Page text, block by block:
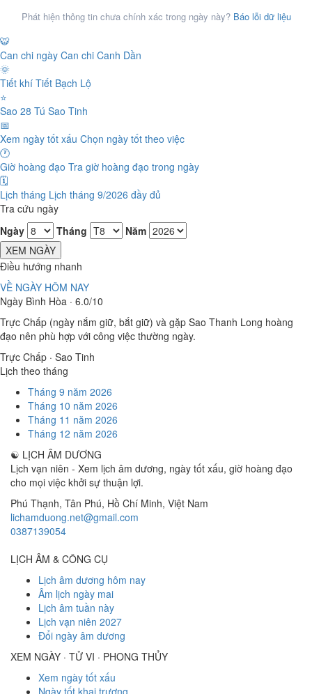
Phát hiện thông tin chưa chính xác trong ngày này? Báo lỗi dữ liệu
🐯
Can chi ngày Can chi Canh Dần
🌞
Tiết khí Tiết Bạch Lộ
⭐
Sao 28 Tú Sao Tinh
📅
Xem ngày tốt xấu Chọn ngày tốt theo việc
🕐
Giờ hoàng đạo Tra giờ hoàng đạo trong ngày
🗓️
Lịch tháng Lịch tháng 9/2026 đầy đủ
Tra cứu ngày
Ngày
Tháng
Năm
XEM NGÀY
Điều hướng nhanh
VỀ NGÀY HÔM NAY
Ngày Bình Hòa · 6.0/10
Trực Chấp (ngày nắm giữ, bắt giữ) và gặp Sao Thanh Long hoàng
đạo nên phù hợp với công việc thường ngày.
Trực Chấp · Sao Tinh
Lịch theo tháng
Tháng 9 năm 2026
Tháng 10 năm 2026
Tháng 11 năm 2026
Tháng 12 năm 2026
☯ LỊCH ÂM DƯƠNG
Lịch vạn niên - Xem lịch âm dương, ngày tốt xấu, giờ hoàng đạo
cho mọi việc khởi sự thuận lợi.
Phú Thạnh, Tân Phú, Hồ Chí Minh, Việt Nam
lichamduong.net@gmail.com
0387139054
LỊCH ÂM & CÔNG CỤ
Lịch âm dương hôm nay
Âm lịch ngày mai
Lịch âm tuần này
Lịch vạn niên 2027
Đổi ngày âm dương
XEM NGÀY · TỬ VI · PHONG THỦY
Xem ngày tốt xấu
Ngày tốt khai trương